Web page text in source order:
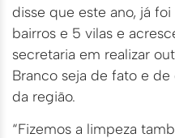
disse que este ano, já
bairros e 5 vilas e
secretaria em realizar
Branco seja de fato e
da região.
“Fizemos a limpeza